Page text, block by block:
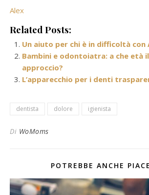
Alex
Related Posts:
Un aiuto per chi è in difficoltà con
Bambini e odontoiatra: a che età
approccio?
L’apparecchio per i denti
dentista dolore igienista
Di WoMoms
POTREBBE ANCHE